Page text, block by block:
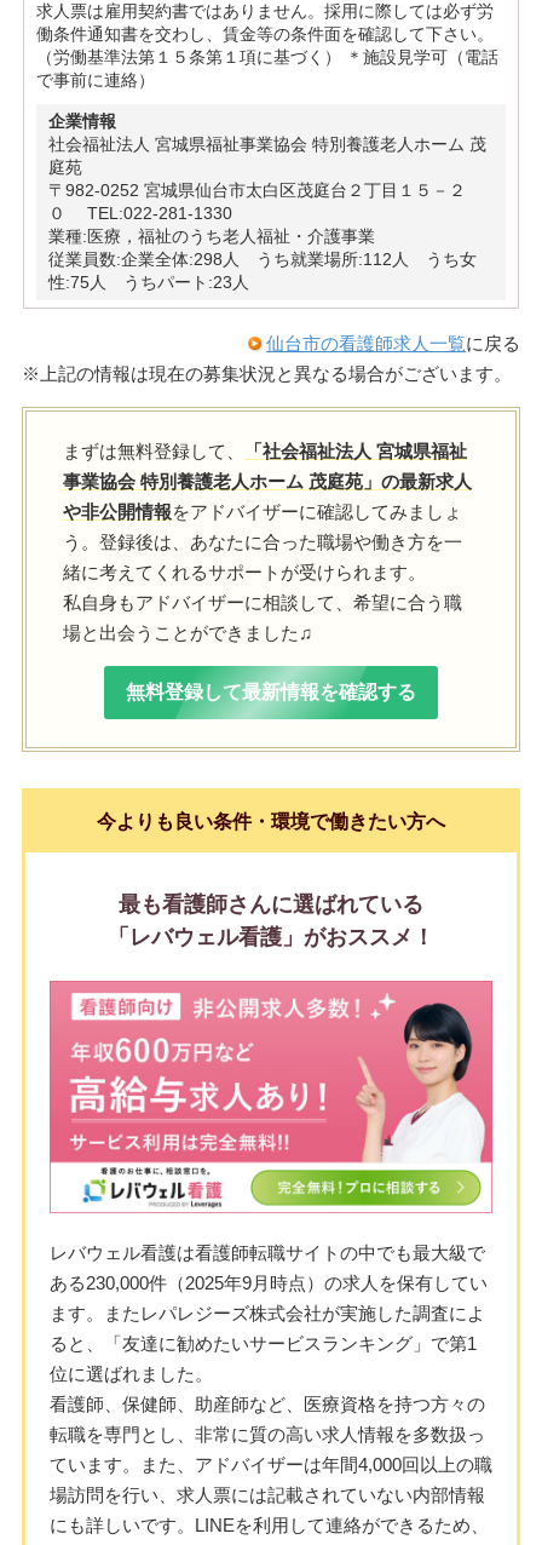
求人票は雇用契約書ではありません。採用に際しては必ず労
働条件通知書を交わし、賃金等の条件面を確認して下さい。
（労働基準法第１５条第１項に基づく） ＊施設見学可（電話
で事前に連絡）
企業情報
社会福祉法人 宮城県福祉事業協会 特別養護老人ホーム 茂
庭苑
〒982-0252 宮城県仙台市太白区茂庭台２丁目１５－２
０ TEL:022-281-1330
業種:医療，福祉のうち老人福祉・介護事業
従業員数:企業全体:298人 うち就業場所:112人 うち女
性:75人 うちパート:23人
仙台市の看護師求人一覧に戻る
※上記の情報は現在の募集状況と異なる場合がございます。
まずは無料登録して、
「社会福祉法人 宮城県福祉
事業協会 特別養護老人ホーム 茂庭苑」の最新求人
や非公開情報をアドバイザーに確認してみましょ
う。登録後は、あなたに合った職場や働き方を一
緒に考えてくれるサポートが受けられます。
私自身もアドバイザーに相談して、希望に合う職
場と出会うことができました♫
無料登録して最新情報を確認する
今よりも良い条件・環境で働きたい方へ
最も看護師さんに選ばれている
「レバウェル看護」がおススメ！
レバウェル看護は看護師転職サイトの中でも最大級で
ある230,000件（2025年9月時点）の求人を保有してい
ます。またレパレジーズ株式会社が実施した調査によ
ると、「友達に勧めたいサービスランキング」で第1
位に選ばれました。
看護師、保健師、助産師など、医療資格を持つ方々の
転職を専門とし、非常に質の高い求人情報を多数扱っ
ています。また、アドバイザーは年間4,000回以上の職
場訪問を行い、求人票には記載されていない内部情報
にも詳しいです。LINEを利用して連絡ができるため、